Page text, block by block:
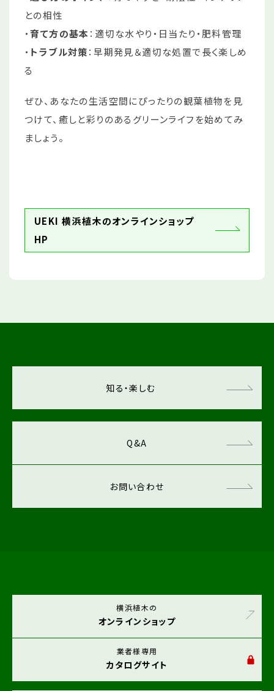
との相性
・育て方の基本 ：適切な水やり・日当たり・肥料管理
・ トラブル対策：早期発見＆適切な処置で長く楽しめ
る
ぜひ、あなたの生活空間にぴったりの観葉植物を見
つけて、癒しと彩りのあるグリーンライフを始めてみ
ましょう。
UEKI 横浜植木のオンラインショップ
HP
知る・楽しむ
Q&A
お問い合わせ
横浜植木の
オンラインショップ
業者様専用
カタログサイト